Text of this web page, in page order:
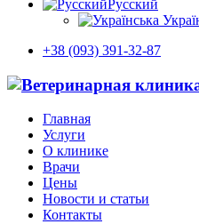
Русский
+38 (093) 391-32-87
Главная
Услуги
О клинике
Врачи
Цены
Новости и статьи
Контакты